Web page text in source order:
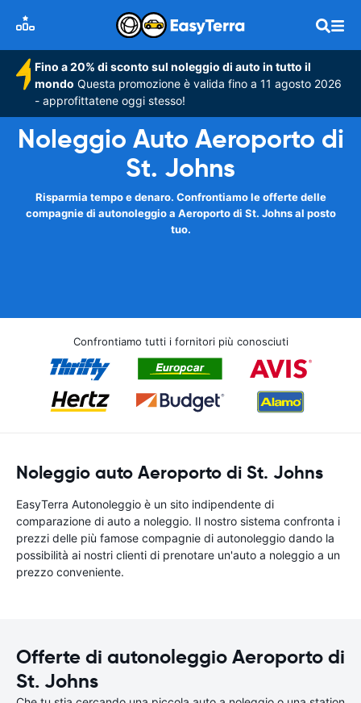
Fino a 20% di sconto sul noleggio di auto in tutto il
mondo Questa promozione è valida fino a 11 agosto 2026
- approfittatene oggi stesso!
Noleggio Auto Aeroporto di
St. Johns
Risparmia tempo e denaro. Confrontiamo le offerte delle
compagnie di autonoleggio a Aeroporto di St. Johns al posto
tuo.
Confrontiamo tutti i fornitori più conosciuti
Noleggio auto Aeroporto di St. Johns
EasyTerra Autonoleggio è un sito indipendente di
comparazione di auto a noleggio. Il nostro sistema confronta i
prezzi delle più famose compagnie di autonoleggio dando la
possibilità ai nostri clienti di prenotare un'auto a noleggio a un
prezzo conveniente.
Offerte di autonoleggio Aeroporto di
St. Johns